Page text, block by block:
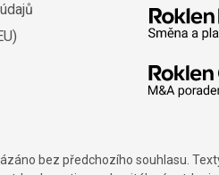
bez předchozího souhlasu.